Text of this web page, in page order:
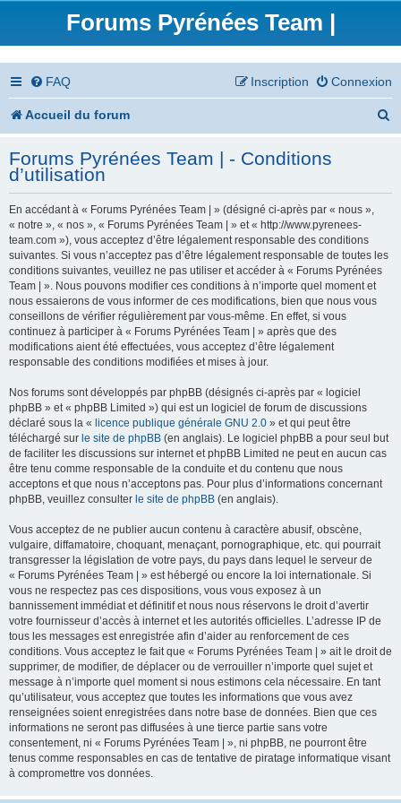
Forums Pyrénées Team |
FAQ Connexion
Inscription
Accueil du forum
h
Forums Pyrénées Team | - Conditions
d’utilisation
En accédant à « Forums Pyrénées Team | » (désigné ci-après par « nous »,
« notre », « nos », « Forums Pyrénées Team | » et « http://www.pyrenees-
team.com »), vous acceptez d’être légalement responsable des conditions
suivantes. Si vous n’acceptez pas d’être légalement responsable de toutes les
conditions suivantes, veuillez ne pas utiliser et accéder à « Forums Pyrénées
Team | ». Nous pouvons modifier ces conditions à n’importe quel moment et
nous essaierons de vous informer de ces modifications, bien que nous vous
conseillons de vérifier régulièrement par vous-même. En effet, si vous
continuez à participer à « Forums Pyrénées Team | » après que des
modifications aient été effectuées, vous acceptez d’être légalement
responsable des conditions modifiées et mises à jour.
Nos forums sont développés par phpBB (désignés ci-après par « logiciel
phpBB » et « phpBB Limited ») qui est un logiciel de forum de discussions
déclaré sous la « licence publique générale GNU 2.0 » et qui peut être
téléchargé sur le site de phpBB (en anglais). Le logiciel phpBB a pour seul but
de faciliter les discussions sur internet et phpBB Limited ne peut en aucun cas
être tenu comme responsable de la conduite et du contenu que nous
acceptons et que nous n’acceptons pas. Pour plus d’informations concernant
phpBB, veuillez consulter le site de phpBB (en anglais).
Vous acceptez de ne publier aucun contenu à caractère abusif, obscène,
vulgaire, diffamatoire, choquant, menaçant, pornographique, etc. qui pourrait
transgresser la législation de votre pays, du pays dans lequel le serveur de
« Forums Pyrénées Team | » est hébergé ou encore la loi internationale. Si
vous ne respectez pas ces dispositions, vous vous exposez à un
bannissement immédiat et définitif et nous nous réservons le droit d’avertir
votre fournisseur d’accès à internet et les autorités officielles. L’adresse IP de
tous les messages est enregistrée afin d’aider au renforcement de ces
conditions. Vous acceptez le fait que « Forums Pyrénées Team | » ait le droit de
supprimer, de modifier, de déplacer ou de verrouiller n’importe quel sujet et
message à n’importe quel moment si nous estimons cela nécessaire. En tant
qu’utilisateur, vous acceptez que toutes les informations que vous avez
renseignées soient enregistrées dans notre base de données. Bien que ces
informations ne seront pas diffusées à une tierce partie sans votre
consentement, ni « Forums Pyrénées Team | », ni phpBB, ne pourront être
tenus comme responsables en cas de tentative de piratage informatique visant
à compromettre vos données.